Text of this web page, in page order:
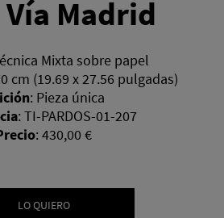
Vía Madrid
Mixta sobre papel
cm (19.69 x 27.56 pulgadas)
: Pieza única
: TI-PARDOS-01-207
: 430,00 €
LO QUIERO